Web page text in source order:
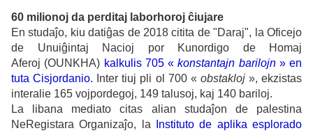
60 milionoj da perditaj laborhoroj ĉiujare
En studaĵo, kiu datiĝas de 2018 citita de "Daraj", la Oficejo
de Unuiĝintaj Nacioj por Kunordigo de Homaj
Aferoj (OUNKHA) kalkulis 705 «konstantajn barilojn» en
tuta Cisjordanio. Inter tiuj pli ol 700 « obstakloj», ekzistas
interalie 165 vojpordegoj, 149 talusoj, kaj 140 bariloj.
La libana mediato citas alian studaĵon de palestina
NeRegistara Organizaĵo, la
Instituto de aplika esplorado